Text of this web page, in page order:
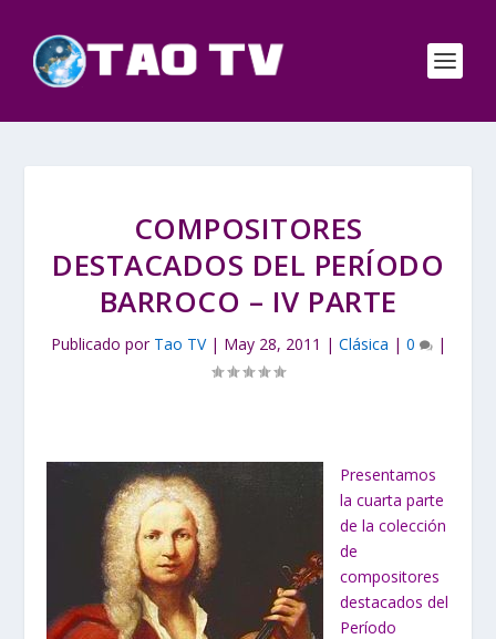
COMPOSITORES
DESTACADOS DEL PERÍODO
BARROCO – IV PARTE
Publicado por Tao TV| May 28, 2011 | Clásica | 0 |
Presentamos
la cuarta parte
de la colección
de
compositores
destacados del
Período